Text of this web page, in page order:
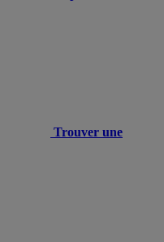
Trouver une